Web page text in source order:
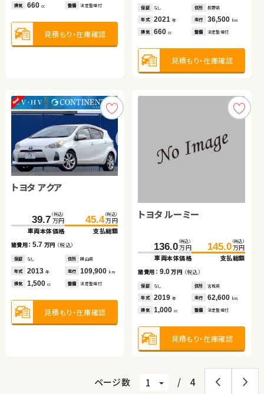
排気 660 cc 整備 法定整備付
見積もり・在庫確認
保証 なし 住所 長野県
年式 2021年 走行 36,500 km
排気 660cc 整備 法定整備付
見積もり・在庫確認
トヨタ アクア
39.7 （税込）
万円
車両本体価格
45.4（税込）
万円
支払総額
諸費用：5.7 万円 （税込）
保証 なし 住所 岡山県
年式 2013 年 走行 109,900 km
排気 1,500 cc 整備 法定整備付
見積もり・在庫確認
トヨタ ルーミー
136.0 （税込）
万円
車両本体価格
145.0 （税込）
万円
支払総額
諸費用： 9.0万円 （税込）
保証 なし 住所 宮城県
年式 2019年 走行 62,600 km
排気 1,000cc 整備 法定整備付
見積もり・在庫確認
見積もり・在庫確認 見積もり・在庫確認
トヨタ ヴォクシー ハイブ
リッド
353.5（税込）
万円
車両本体価格
369.6（税込）
万円
支払総額
諸費用：16.1 万円
2023 年 67,200 km
1,800cc 法定整備付
見積もり・在庫確認
トヨタ ヴェルファイア
135.0
年式 2013年 走行
見積もり・在庫確認
見積もり・在庫確認 排気 2,500 整備 法定整備付
見積もり・在庫確認
スズキ スイフト
234.8（税込）
万円
諸費用：13.2万円（税込）
あり 千葉県
年式 2023年 走行
排気 1,400 整備 法定整備付
見積もり・在庫確認
94.9 （税込）
万円
諸費用：5.0 万円（税込）
あり
年式 2019年 走行
排気 660 整備 法定整備付
見積もり・在庫確認
ページ数 / 4